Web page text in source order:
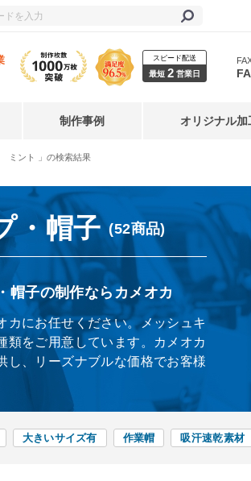
スピード配送
最短 2 営業日
制作事例 オリジナル加
ミント 」の検索結果
・帽子 (52商品)
帽子の制作ならカメオカ
カにお任せください。メッシュキ
類をご用意しています。カメオカ
し、リーズナブルな価格でお客様
大きいサイズ有 作業帽 吸汗速乾素材